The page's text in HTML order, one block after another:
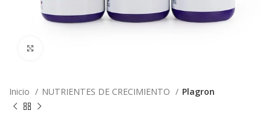
Inicio NUTRIENTES DE CRECIMIENTO Plagron